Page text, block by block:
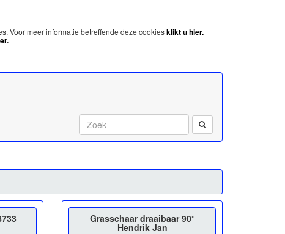
Voor meer informatie betreffende deze cookiesklikt u hier.
Grasschaar draaibaar 90°
Hendrik Jan